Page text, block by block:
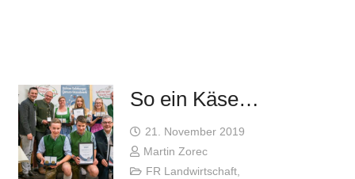
So ein Käse…
21. November 2019
Martin Zorec
FR Landwirtschaft,